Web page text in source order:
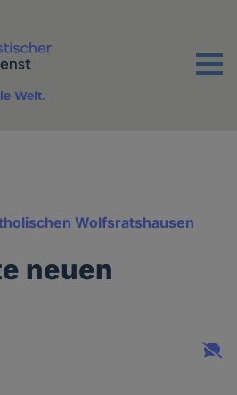
Menu
Welt.
Wolfsratshausen
neuen